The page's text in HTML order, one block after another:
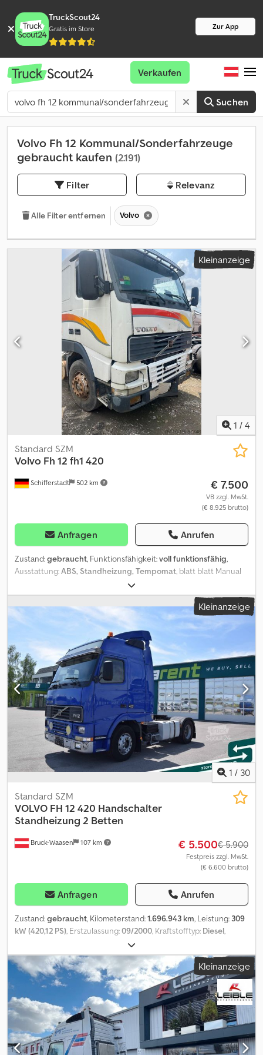
TruckScout24
Gratis im Store Zur App
Suchen
Verkaufen
Volvo Fh 12 Kommunal/Sonderfahrzeuge
gebraucht kaufen (2.191)
Filter Relevanz
Alle Filter entfernen Volvo
Kleinanzeige
1 / 4
Schifferstadt 502 km
Standard SZM
Volvo Fh 12 fh1 420
€ 7.500
VB zzgl. MwSt.
(€ 8.925 brutto)
Anfragen Anrufen
Zustand:gebraucht, Funktionsfähigkeit:voll funktionsfähig,
Ausstattung:ABS, Standheizung, Tempomat, blatt blatt Manual
Kleinanzeige
1 / 30
Bruck-Waasen 107 km
Standard SZM
VOLVO FH 12 420 Handschalter
Standheizung 2 Betten
€ 5.500€ 5.900
Festpreis zzgl. MwSt.
(€ 6.600 brutto)
Anfragen Anrufen
Zustand:gebraucht, Kilometerstand:1.696.943 km, Leistung: 309
kW (420,12 PS) , Erstzulassung:09/2000 , Kraftstofftyp: Diesel
2 Achsen, Farbe:
mechanisch, Emissionsklasse:Euro3, Ausstattung:ABS,
Klimaanlage, Standheizung, Volvo FH 12 420 Handschalter
Standheizung 2 Betten Bordcomputer Alles auf einen Blick ·
Erstzulassung: 01.09.2 · Motor: 420 PS/ 309 KW · Kilometerstand:
1.696.943 KM · Farbe: Blau · Euro-Norm: Euro 3 · Getriebe: Manuell ·
Reifen: Djdpfx Ahoy Nvt Eo Rjck 1.Achse: 315/70 R22,5 2.Achse:
315/70 R22,5 · Bemerkung: Sofort zur Verfügung
Sonderausstattung 420 PS, elektrischer Fahrersitz, Seitenfender
Kleinanzeige